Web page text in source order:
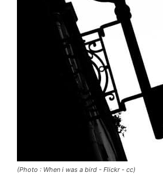
(Photo : When i was a bird - Flickr - cc)